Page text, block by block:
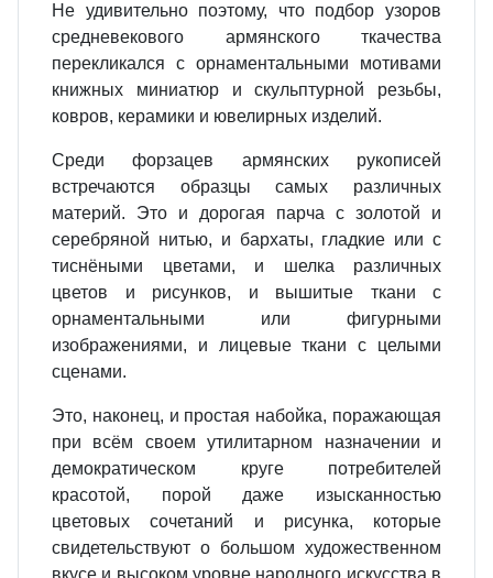
Не удивительно поэтому, что подбор узоров
средневекового армянского ткачества
перекликался с орнаментальными мотивами
книжных миниатюр и скульптурной резьбы,
ковров, керамики и ювелирных изделий.
Среди форзацев армянских рукописей
встречаются образцы самых различных
материй. Это и дорогая парча с золотой и
серебряной нитью, и бархаты, гладкие или с
тиснёными цветами, и шелка различных
цветов и рисунков, и вышитые ткани с
орнаментальными или фигурными
изображениями, и лицевые ткани с целыми
сценами.
Это, наконец, и простая набойка, поражающая
при всём своем утилитарном назначении и
демократическом круге потребителей
красотой, порой даже изысканностью
цветовых сочетаний и рисунка, которые
свидетельствуют о большом художественном